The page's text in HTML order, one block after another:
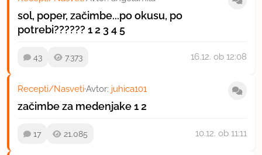
sol, poper, začimbe...po okusu, po
potrebi?????? 1 2 3 4 5
43 7.373 16.12. ob 12:08
Recepti/Nasveti·Avtor: juhica101
začimbe za medenjake1 2
17 21.085 10.12. ob 11:11